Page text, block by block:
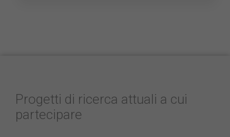
Progetti di ricerca attuali a cui
partecipare